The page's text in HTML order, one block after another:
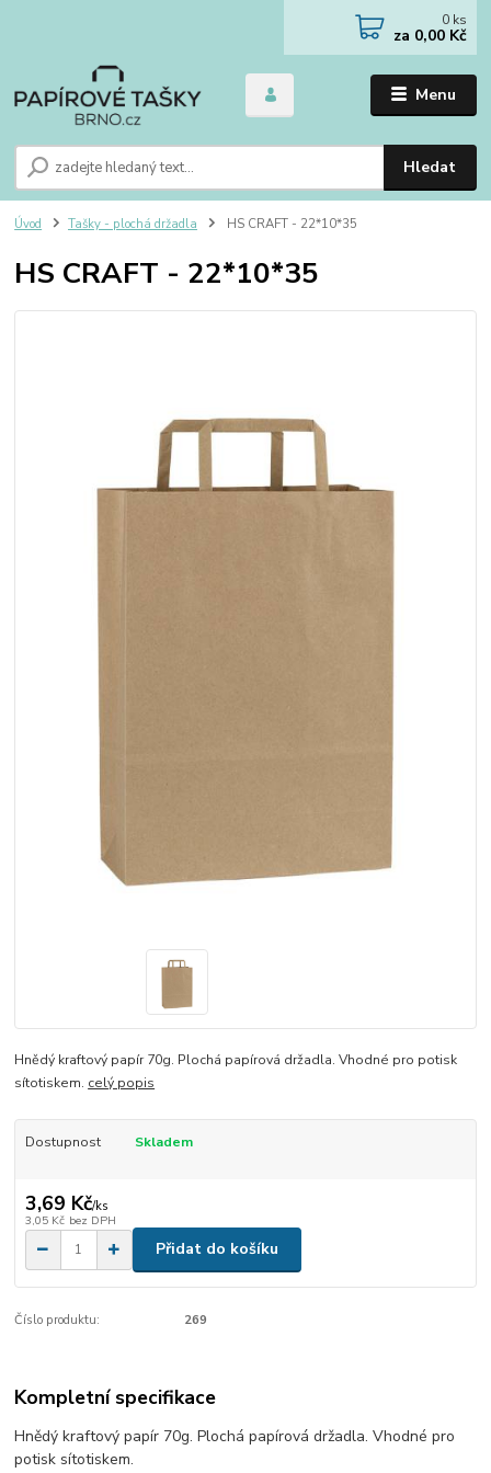
Menu
Hledat
0 ks
za 0,00 Kč
Úvod Tašky - plochá držadla HS CRAFT - 22*10*35
HS CRAFT - 22*10*35
Hnědý kraftový papír 70g. Plochá papírová držadla. Vhodné pro potisk
sítotiskem. celý popis
Dostupnost Skladem
3,69 Kč/ks
3,05 Kč bez DPH
Přidat do košíku
Číslo produktu: 269
Kompletní specifikace
Hnědý kraftový papír 70g. Plochá papírová držadla. Vhodné pro
potisk sítotiskem.